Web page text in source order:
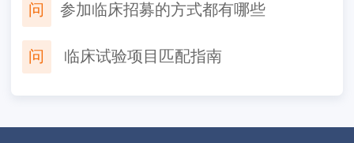
问 参加临床招募的方式都有哪些
问 ​ 临床试验项目匹配指南